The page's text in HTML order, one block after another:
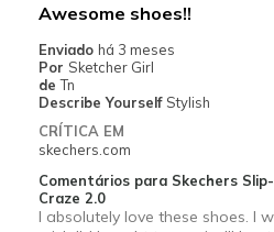
Awesome shoes!!
Enviado há 3 meses
Por Sketcher Girl
de Tn
Describe Yourself Stylish
CRÍTICA EM
skechers.com
Comentários para Skechers
Craze 2.0
I absolutely love these shoes. I